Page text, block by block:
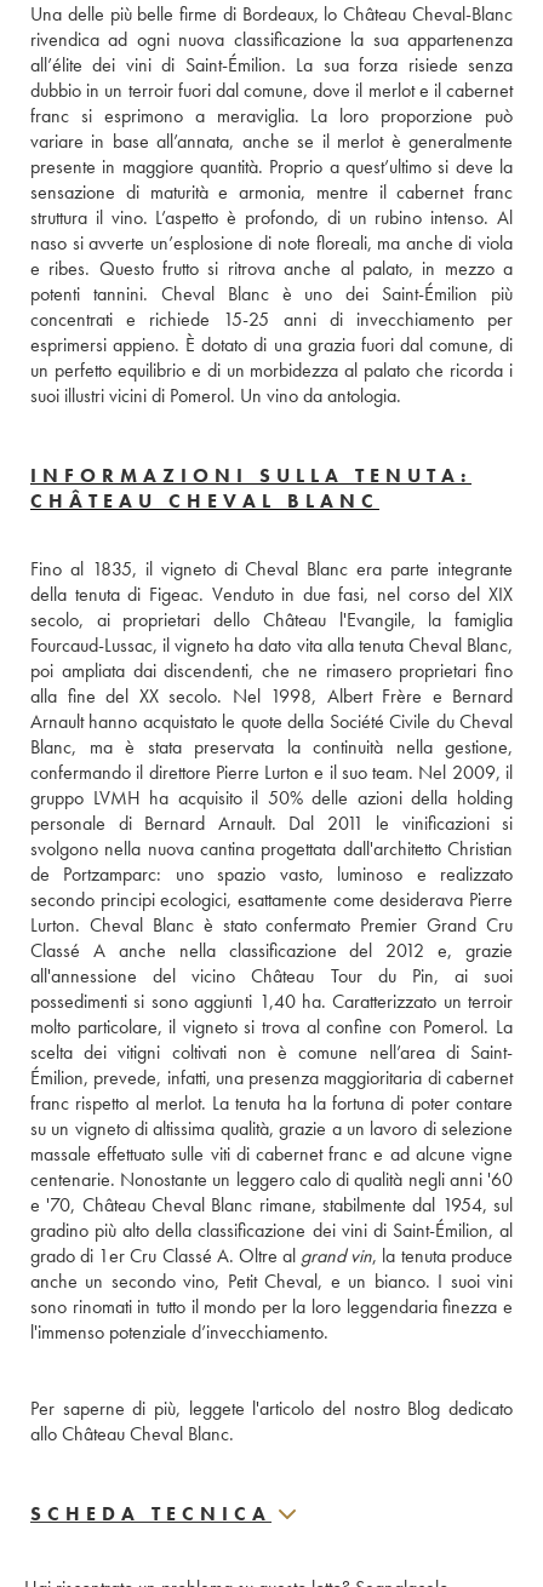
Una delle più belle firme di Bordeaux, lo Château Cheval-Blanc
rivendica ad ogni nuova classificazione la sua appartenenza
all’élite dei vini di Saint-Émilion. La sua forza risiede senza
dubbio in un terroir fuori dal comune, dove il merlot e il cabernet
franc si esprimono a meraviglia. La loro proporzione può
variare in base all’annata, anche se il merlot è generalmente
presente in maggiore quantità. Proprio a quest’ultimo si deve la
sensazione di maturità e armonia, mentre il cabernet franc
struttura il vino. L’aspetto è profondo, di un rubino intenso. Al
naso si avverte un’esplosione di note floreali, ma anche di viola
e ribes. Questo frutto si ritrova anche al palato, in mezzo a
potenti tannini. Cheval Blanc è uno dei Saint-Émilion più
concentrati e richiede 15-25 anni di invecchiamento per
esprimersi appieno. È dotato di una grazia fuori dal comune, di
un perfetto equilibrio e di un morbidezza al palato che ricorda i
suoi illustri vicini di Pomerol. Un vino da antologia.
INFORMAZIONI SULLA TENUTA:
CHÂTEAU CHEVAL BLANC
Fino al 1835, il vigneto di Cheval Blanc era parte integrante
della tenuta di Figeac. Venduto in due fasi, nel corso del XIX
secolo, ai proprietari dello Château l'Evangile, la famiglia
Fourcaud-Lussac, il vigneto ha dato vita alla tenuta Cheval Blanc,
poi ampliata dai discendenti, che ne rimasero proprietari fino
alla fine del XX secolo. Nel 1998, Albert Frère e Bernard
Arnault hanno acquistato le quote della Société Civile du Cheval
Blanc, ma è stata preservata la continuità nella gestione,
confermando il direttore Pierre Lurton e il suo team. Nel 2009, il
gruppo LVMH ha acquisito il 50% delle azioni della holding
personale di Bernard Arnault. Dal 2011 le vinificazioni si
svolgono nella nuova cantina progettata dall'architetto Christian
de Portzamparc: uno spazio vasto, luminoso e realizzato
secondo principi ecologici, esattamente come desiderava Pierre
Lurton. Cheval Blanc è stato confermato Premier Grand Cru
Classé A anche nella classificazione del 2012 e, grazie
all'annessione del vicino Château Tour du Pin, ai suoi
possedimenti si sono aggiunti 1,40 ha. Caratterizzato un terroir
molto particolare, il vigneto si trova al confine con Pomerol. La
scelta dei vitigni coltivati non è comune nell’area di Saint-
Émilion, prevede, infatti, una presenza maggioritaria di cabernet
franc rispetto al merlot. La tenuta ha la fortuna di poter contare
su un vigneto di altissima qualità, grazie a un lavoro di selezione
massale effettuato sulle viti di cabernet franc e ad alcune vigne
centenarie. Nonostante un leggero calo di qualità negli anni '60
e '70, Château Cheval Blanc rimane, stabilmente dal 1954, sul
gradino più alto della classificazione dei vini di Saint-Émilion, al
grado di 1er Cru Classé A. Oltre al grand vin, la tenuta produce
anche un secondo vino, Petit Cheval, e un bianco. I suoi vini
sono rinomati in tutto il mondo per la loro leggendaria finezza e
l'immenso potenziale d’invecchiamento.
Per saperne di più, leggete l'articolo del nostro Blog dedicato
allo Château Cheval Blanc.
SCHEDA TECNICA